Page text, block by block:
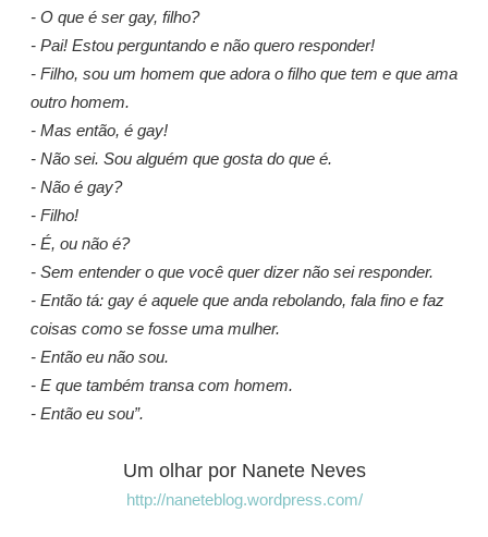
- O que é ser gay, filho?
- Pai! Estou perguntando e não quero responder!
- Filho, sou um homem que adora o filho que tem e que ama
outro homem.
- Mas então, é gay!
- Não sei. Sou alguém que gosta do que é.
- Não é gay?
- Filho!
- É, ou não é?
- Sem entender o que você quer dizer não sei responder.
- Então tá: gay é aquele que anda rebolando, fala fino e faz
coisas como se fosse uma mulher.
- Então eu não sou.
- E que também transa com homem.
- Então eu sou”.
Um olhar por Nanete Neves
http://naneteblog.wordpress.com/